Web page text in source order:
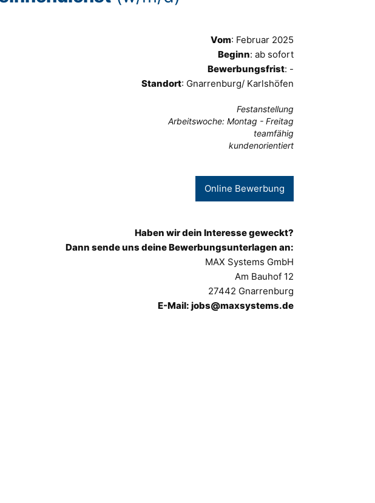
Vom: Februar 2025
Beginn: ab sofort
Bewerbungsfrist: -
Standort: Gnarrenburg/ Karlshöfen
Festanstellung
Arbeitswoche: Montag - Freitag
teamfähig
kundenorientiert
Online Bewerbung
Haben wir dein Interesse geweckt?
Dann sende uns deine Bewerbungsunterlagen an:
MAX Systems GmbH
Am Bauhof 12
27442 Gnarrenburg
E-Mail: jobs@maxsystems.de